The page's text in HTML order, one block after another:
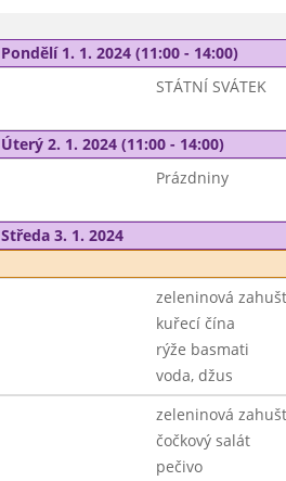
Pondělí 1. 1. 2024 (11:00 - 14:00)
STÁTNÍ SVÁTEK
Úterý 2. 1. 2024 (11:00 - 14:00)
Prázdniny
Středa 3. 1. 2024
zeleninová
kuřecí čína
rýže basmati
voda, džus
zeleninová
čočkový salát
pečivo